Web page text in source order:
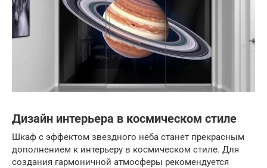
Дизайн интерьера в космическом стиле
Шкаф с эффектом звездного неба станет прекрасным
дополнением к интерьеру в космическом стиле. Для
создания гармоничной атмосферы рекомендуется